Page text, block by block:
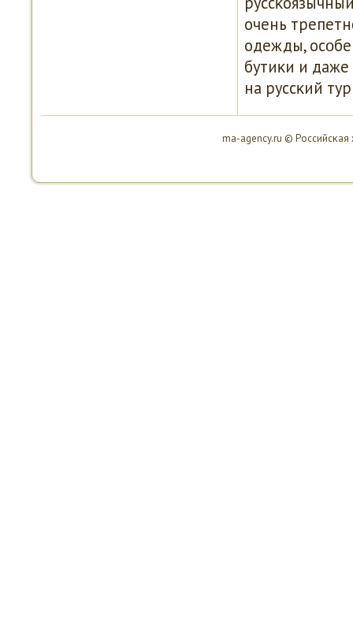
очень
одежды,
бутиκи и даже
на руссκий
ma-agency.ru ©